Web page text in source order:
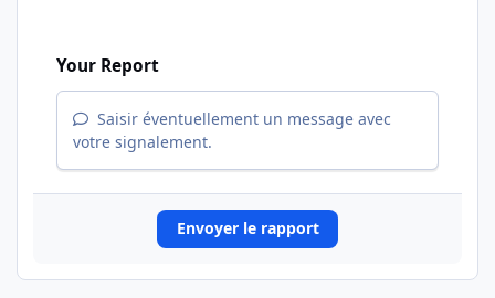
Your Report
Saisir éventuellement un message avec
votre signalement.
Envoyer le rapport